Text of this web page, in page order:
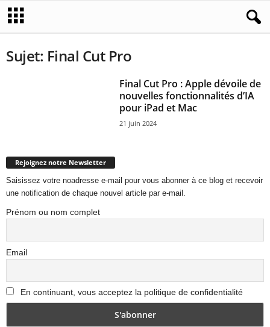
Sujet: Final Cut Pro
Final Cut Pro : Apple dévoile de
nouvelles fonctionnalités d’IA
pour iPad et Mac
21 juin 2024
Rejoignez notre Newsletter
Saisissez votre noadresse e-mail pour vous abonner à ce blog et recevoir
une notification de chaque nouvel article par e-mail.
Prénom ou nom complet
Email
En continuant, vous acceptez la politique de confidentialité